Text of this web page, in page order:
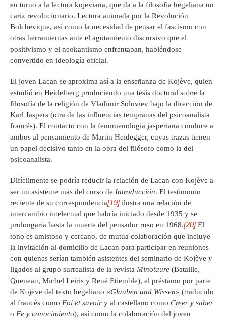
en torno a la lectura kojeviana, que da a la filosofía hegeliana un
cariz revolucionario. Lectura animada por la Revolución
Bolchevique, así como la necesidad de pensar el fascismo con
otras herramientas ante el agotamiento discursivo que el
positivismo y el neokantismo enfrentaban, habiéndose
convertido en ideología oficial.
El joven Lacan se aproxima así a la enseñanza de Kojève, quien
estudió en Heidelberg produciendo una tesis doctoral sobre la
filosofía de la religión de Vladimir Soloviev bajo la dirección de
Karl Jaspers (otra de las influencias tempranas del psicoanalista
francés). El contacto con la fenomenología jasperiana conduce a
ambos al pensamiento de Martin Heidegger, cuyas trazas tienen
un papel decisivo tanto en la obra del filósofo como la del
psicoanalista.
Difícilmente se podría reducir la relación de Lacan con Kojève a
ser un asistente más del curso de Introducción. El testimonio
reciente de su correspondencia[19]ilustra una relación de
intercambio intelectual que habría iniciado desde 1935 y se
prolongaría hasta la muerte del pensador ruso en 1968.[20]El
tono es amistoso y cercano, de mutua colaboración que incluye
la invitación al domicilio de Lacan para participar en reuniones
con quienes serían también asistentes del seminario de Kojève y
ligados al grupo surrealista de la revista Minotaure (Bataille,
Queneau, Michel Leiris y René Etiemble), el préstamo por parte
de Kojève del texto hegeliano «Glauben und Wissen» (traducido
al francés como Foi et savoir y al castellano como Creer y saber
o Fe y conocimiento), así como la colaboración del joven